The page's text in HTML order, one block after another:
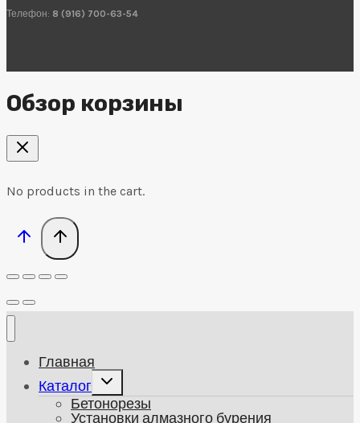
Телефон: 8 (916) 700-63-54
Обзор корзины
No products in the cart.
Главная
Каталог
Развернуть
дочернее
меню
Бетонорезы
Установки алмазного бурения